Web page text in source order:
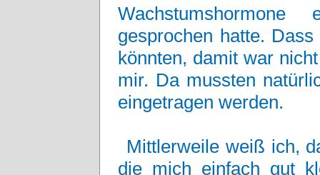
gesprochen hatte.
könnten, damit war
mir. Da mussten
eingetragen werden.
Mittlerweile weiß ich,
die mich einfach gut